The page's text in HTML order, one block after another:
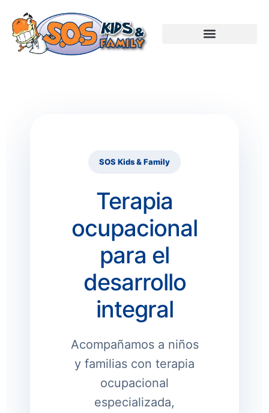
SOS Kids & Family
Terapia
ocupacional
para el
desarrollo
integral
Acompañamos a niños
y familias con terapia
ocupacional
especializada,